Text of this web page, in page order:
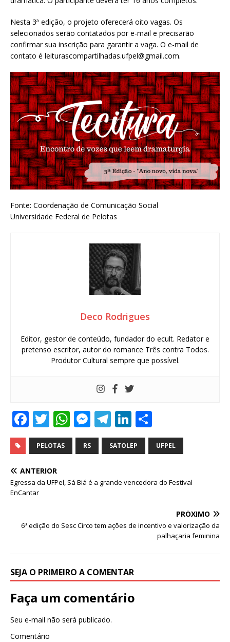
Nesta 3ª edição, o projeto oferecerá oito vagas. Os
selecionados serão contatados por e-mail e precisarão
confirmar sua inscrição para garantir a vaga. O e-mail de
contato é leiturascompartilhadas.ufpel@gmail.com.
Fonte: Coordenação de Comunicação Social
Universidade Federal de Pelotas
Deco Rodrigues
Editor, gestor de conteúdo, fundador do ecult. Redator e
pretenso escritor, autor do romance Três contra Todos.
Produtor Cultural sempre que possível.
F
a
c
e
b
o
o
k
T
w
it
te
r
W
h
at
A
p
M
e
ss
n
e
r
T
el
e
ra
Li
n
k
dI
h
ar
PELOTAS RS SATOLEP UFPEL
ANTERIOR
Egressa da UFPel, Sá Biá é a grande vencedora do Festival
EnCantar
PRÓXIMO
6ª edição do Sesc Circo tem ações de incentivo e valorização da
palhaçaria feminina
SEJA O PRIMEIRO A COMENTAR
Faça um comentário
Seu e-mail não será publicado.
Comentário